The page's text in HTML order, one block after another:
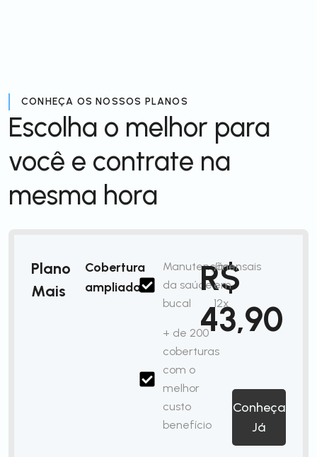
CONHEÇA OS NOSSOS PLANOS
Escolha o melhor para
você e contrate na
mesma hora
Plano
Mais
Cobertura
ampliada
Manutenção
da saúde
bucal
+ de 200
coberturas
com o
melhor
custo
benefício
R$
43,90
/mensais
em
12x
Conheça
Já